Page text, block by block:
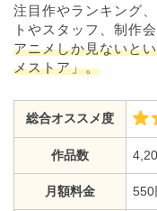
注目作やランキング
トやスタッフ、制作
アニメしか見ないと
メストア」。
総合オススメ度
作品数
月額料金 550